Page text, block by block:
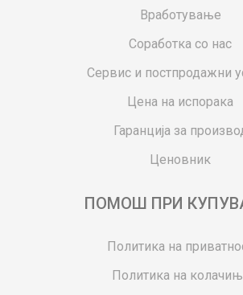
Вработување
Соработка со нас
Сервис и постпродажни
Цена на испорака
Гаранција за
Ценовник
ПОМОШ ПРИ
Политика на
Политика на